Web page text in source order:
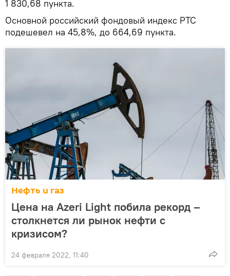
1 830,68 пункта.
Основной российский фондовый индекс РТС
подешевел на 45,8%, до 664,69 пункта.
Нефть и газ
Цена на Azeri Light побила рекорд –
столкнется ли рынок нефти с
кризисом?
24 февраля 2022, 11:40